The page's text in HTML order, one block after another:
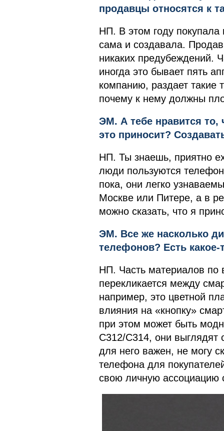
продавцы относятся к
НП. В этом году
сама и создавала.
никаких предубеждений.
иногда это бывает пять
компанию, раздает такие
почему к нему должны
ЭМ. А тебе нравится
это приносит?
НП. Ты знаешь, приятно
люди пользуются
пока, они легко
Москве или Питере, а в
можно сказать, что я
ЭМ. Все же насколько
телефонов? Есть
НП. Часть материалов по
перекликается между
например, это цветной
влияния на «кнопку»
при этом может быть
C312/C314, они выглядят
для него важен, не могу
телефона для
свою личную ассоциацию